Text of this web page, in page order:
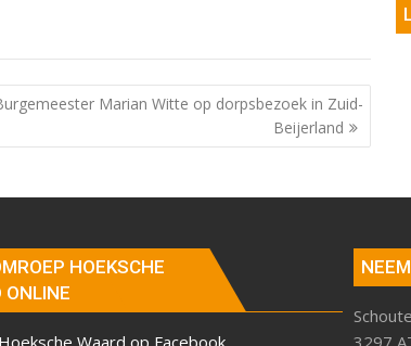
Marian Witte op dorpsbezoek in Zuid-
Beijerland
HOEKSCHE
ONLINE